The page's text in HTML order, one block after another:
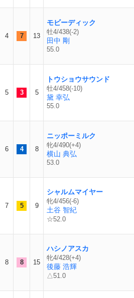
4 7 13
モビーディック
牡4/438(-2)
田中 剛
55.0
5 3 5
トウショウサウンド
牡4/458(-10)
黛 幸弘
55.0
6 4 8
ニッポーミルク
牝4/490(+4)
横山 典弘
53.0
7 5 9
シャルムマイヤー
牝4/456(-6)
土谷 智紀
☆52.0
8 8 15
ハシノアスカ
牝4/428(+4)
後藤 浩輝
△51.0